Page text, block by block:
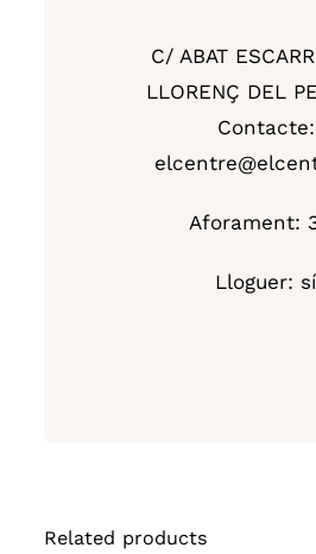
C/ ABAT
LLORENÇ DEL
Contacte:
Aforament:
Lloguer: sí
Related products